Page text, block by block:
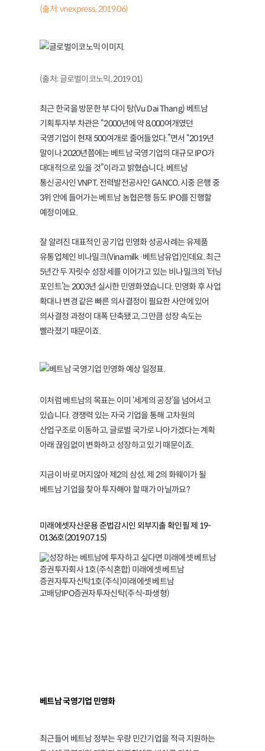
(출처: vnexpress, 2019.06)
(출처: 글로벌이코노믹, 2019.01)
최근 한국을 방문한 부 다이 탕(Vu Dai Thang) 베트남
기획투자부 차관은 “2000년에 약 8,000여개였던
국영기업이 현재 500여개로 줄어들었다.”면서 “2019년
말이나 2020년쯤에는 베트남 국영기업의 대규모 IPO가
대대적으로 있을 것”이라고 밝혔습니다. 베트남
통신공사인 VNPT, 전력발전공사인 GANCO, 시중 은행 중
3위 안에 들어가는 베트남 농협은행 등도 IPO를 진행할
예정이에요.
잘 알려진 대표적인 공기업 민영화 성공사례는 유제품
유통업체인 비나밀크(Vinamilk·베트남유업)인데요. 최근
5년간 두 자릿수 성장세를 이어가고 있는 비나밀크의 ‘터닝
포인트’는 2003년 실시한 민영화였습니다. 민영화 후 사업
확대나 변경 같은 빠른 의사결정이 필요한 사안에 있어
의사결정 과정이 대폭 단축됐고, 그만큼 성장 속도는
빨라졌기 때문이죠.
이처럼 베트남의 목표는 이미 ‘세계의 공장’을 넘어서고
있습니다. 경쟁력 있는 자국 기업을 통해 고차원의
산업구조로 이동하고, 글로벌 국가로 나아가겠다는 계획
아래 끊임없이 변화하고 성장하고 있기 때문이죠.
지금이 바로 머지않아 제2의 삼성, 제 2의 화웨이가 될
베트남 기업을 찾아 투자해야 할 때가 아닐까요?
미래에셋자산운용 준법감시인 외부지출 확인필 제 19-
0136호(2019.07.15)
베트남 국영기업 민영화
최근들어 베트남 정부는 우량 민간기업을 적극 지원하는